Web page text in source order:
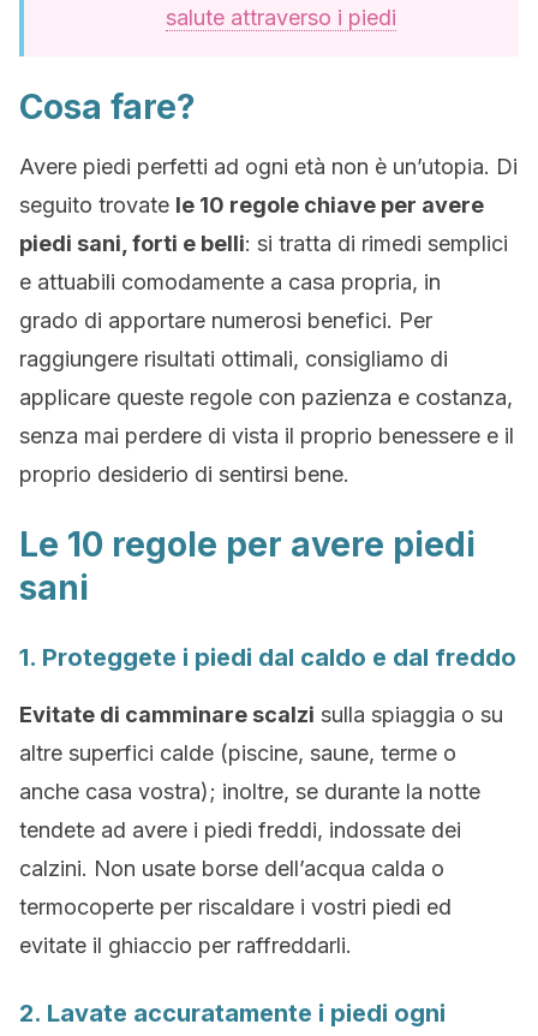
salute attraverso i piedi
Cosa fare?
Avere piedi perfetti ad ogni età non è un’utopia. Di
seguito trovate le 10 regole chiave per avere
piedi sani, forti e belli: si tratta di rimedi semplici
e attuabili comodamente a casa propria, in
grado di apportare numerosi benefici. Per
raggiungere risultati ottimali, consigliamo di
applicare queste regole con pazienza e costanza,
senza mai perdere di vista il proprio benessere e il
proprio desiderio di sentirsi bene.
Le 10 regole per avere piedi
sani
1. Proteggete i piedi dal caldo e dal freddo
Evitate di camminare scalzi sulla spiaggia o su
altre superfici calde (piscine, saune, terme o
anche casa vostra); inoltre, se durante la notte
tendete ad avere i piedi freddi, indossate dei
calzini. Non usate borse dell’acqua calda o
termocoperte per riscaldare i vostri piedi ed
evitate il ghiaccio per raffreddarli.
2. Lavate accuratamente i piedi ogni